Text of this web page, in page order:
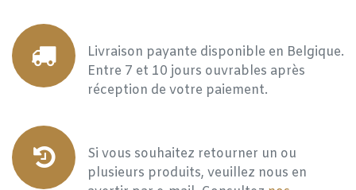
Livraison payante disponible en Belgique.
Entre 7 et 10 jours ouvrables après
réception de votre paiement.
Si vous souhaitez retourner un ou
plusieurs produits, veuillez nous en